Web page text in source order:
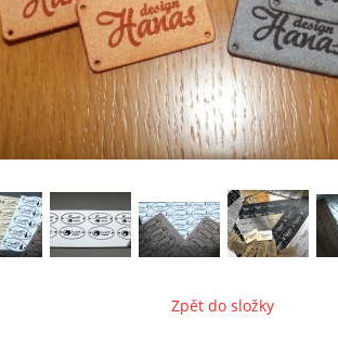
Zpět do složky